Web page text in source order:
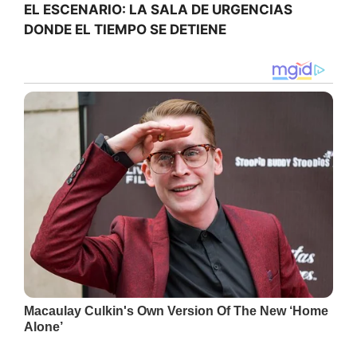
EL ESCENARIO: LA SALA DE URGENCIAS
DONDE EL TIEMPO SE DETIENE